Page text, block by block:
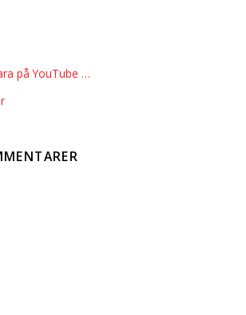
på YouTube …